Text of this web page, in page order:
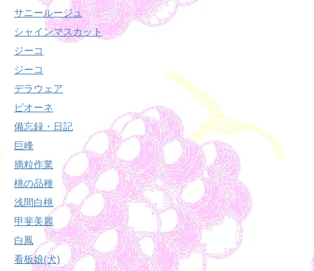
サニールージュ
シャインマスカット
ジーコ
ジーコ
デラウェア
ピオーネ
備忘録・日記
巨峰
摘粒作業
桃の品種
浅間白桃
甲斐美麗
白鳳
看板娘(犬)